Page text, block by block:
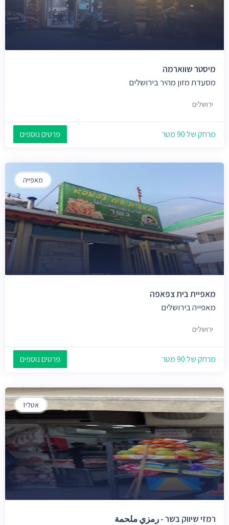
מיסטר שווארמה
מסעדת מזון מהיר בירושלים
ירושלים
מרחק של 90 מטר פרטים נוספים
מאפייה
מאפיית בית צפאפה
מאפייה בירושלים
ירושלים
מרחק של 90 מטר פרטים נוספים
אטליז
רמזי שיווק בשר - رمزي ملحمة